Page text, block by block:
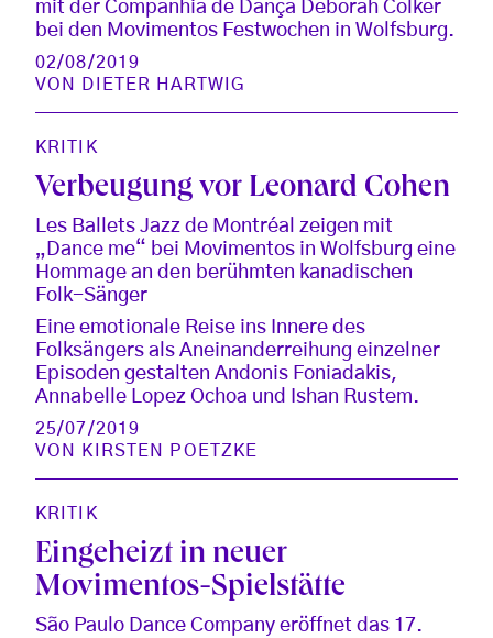
mit der Companhia de Dança Deborah Colker
bei den Movimentos Festwochen in Wolfsburg.
02/08/2019
VON
DIETER HARTWIG
KRITIK
Verbeugung vor Leonard Cohen
Les Ballets Jazz de Montréal zeigen mit
„Dance me“ bei Movimentos in Wolfsburg eine
Hommage an den berühmten kanadischen
Folk-Sänger
Eine emotionale Reise ins Innere des
Folksängers als Aneinanderreihung einzelner
Episoden gestalten Andonis Foniadakis,
Annabelle Lopez Ochoa und Ishan Rustem.
25/07/2019
VON
KIRSTEN POETZKE
KRITIK
Eingeheizt in neuer
Movimentos-Spielstätte
São Paulo Dance Company eröffnet das 17.